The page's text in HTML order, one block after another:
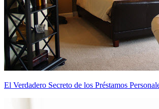
El Verdadero Secreto de los Préstamos